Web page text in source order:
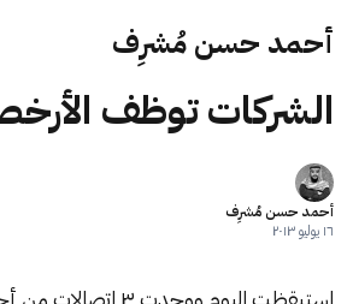
أحمد حسن مُشرِف
الشركات توظف
أحمد حسن مُشرِف
١٦ يوليو ٢٠١٣